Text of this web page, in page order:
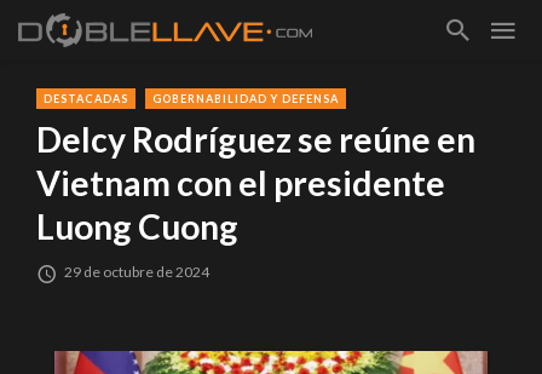
DESTACADAS GOBERNABILIDAD Y DEFENSA
Delcy Rodríguez se reúne en
Vietnam con el presidente
Luong Cuong
29 de octubre de 2024